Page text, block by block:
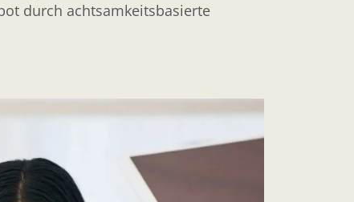
durch achtsamkeitsbasierte